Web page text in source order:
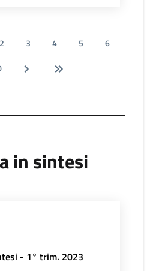
2 3 4 5
6
in sintesi
- 1° trim. 2023